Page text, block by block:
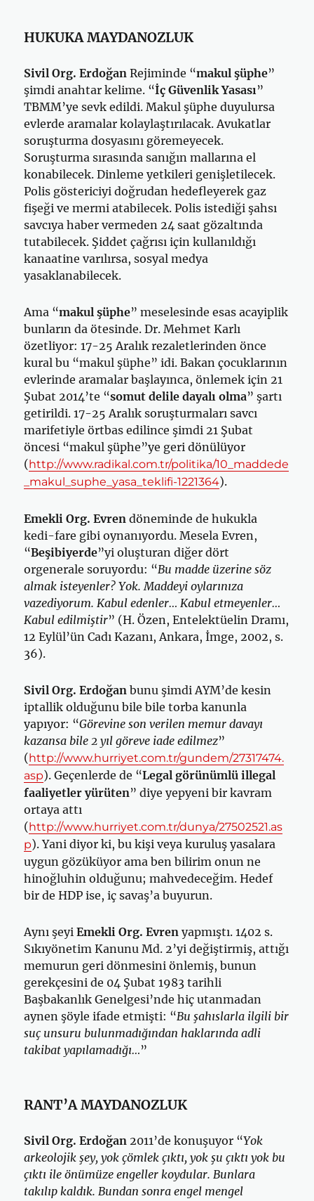
HUKUKA MAYDANOZLUK
Sivil Org. Erdoğan Rejiminde “makul şüphe”
şimdi anahtar kelime. “İç Güvenlik Yasası”
TBMM’ye sevk edildi. Makul şüphe duyulursa
evlerde aramalar kolaylaştırılacak. Avukatlar
soruşturma dosyasını göremeyecek.
Soruşturma sırasında sanığın mallarına el
konabilecek. Dinleme yetkileri genişletilecek.
Polis göstericiyi doğrudan hedefleyerek gaz
fişeği ve mermi atabilecek. Polis istediği şahsı
savcıya haber vermeden 24 saat gözaltında
tutabilecek. Şiddet çağrısı için kullanıldığı
kanaatine varılırsa, sosyal medya
yasaklanabilecek.
Ama “makul şüphe” meselesinde esas acayiplik
bunların da ötesinde. Dr. Mehmet Karlı
özetliyor: 17-25 Aralık rezaletlerinden önce
kural bu “makul şüphe” idi. Bakan çocuklarının
evlerinde aramalar başlayınca, önlemek için 21
Şubat 2014’te “somut delile dayalı olma” şartı
getirildi. 17-25 Aralık soruşturmaları savcı
marifetiyle örtbas edilince şimdi 21 Şubat
öncesi “makul şüphe”ye geri dönülüyor
(http://www.radikal.com.tr/politika/10_maddede
_makul_suphe_yasa_teklifi-1221364).
Emekli Org. Evren döneminde de hukukla
kedi-fare gibi oynanıyordu. Mesela Evren,
“Beşibiyerde”yi oluşturan diğer dört
orgenerale soruyordu: “Bu madde üzerine söz
almak isteyenler? Yok. Maddeyi oylarınıza
vazediyorum. Kabul edenler… Kabul etmeyenler…
Kabul edilmiştir” (H. Özen, Entelektüelin Dramı,
12 Eylül’ün Cadı Kazanı, Ankara, İmge, 2002, s.
36).
Sivil Org. Erdoğan bunu şimdi AYM’de kesin
iptallik olduğunu bile bile torba kanunla
yapıyor: “Görevine son verilen memur davayı
kazansa bile 2 yıl göreve iade edilmez”
(http://www.hurriyet.com.tr/gundem/27317474.
asp). Geçenlerde de “Legal görünümlü illegal
faaliyetler yürüten” diye yepyeni bir kavram
ortaya attı
(http://www.hurriyet.com.tr/dunya/27502521.as
p). Yani diyor ki, bu kişi veya kuruluş yasalara
uygun gözüküyor ama ben bilirim onun ne
hinoğluhin olduğunu; mahvedeceğim. Hedef
bir de HDP ise, iç savaş’a buyurun.
Aynı şeyiEmekli Org. Evren yapmıştı. 1402 s.
Sıkıyönetim Kanunu Md. 2’yi değiştirmiş, attığı
memurun geri dönmesini önlemiş, bunun
gerekçesini de 04 Şubat 1983 tarihli
Başbakanlık Genelgesi’nde hiç utanmadan
aynen şöyle ifade etmişti: “Bu şahıslarla ilgili bir
suç unsuru bulunmadığından haklarında adli
takibat yapılamadığı…”
RANT’A MAYDANOZLUK
Sivil Org. Erdoğan 2011’de konuşuyor “Yok
arkeolojik şey, yok çömlek çıktı, yok şu çıktı yok bu
çıktı ile önümüze engeller koydular. Bunlara
takılıp kaldık. Bundan sonra engel mengel